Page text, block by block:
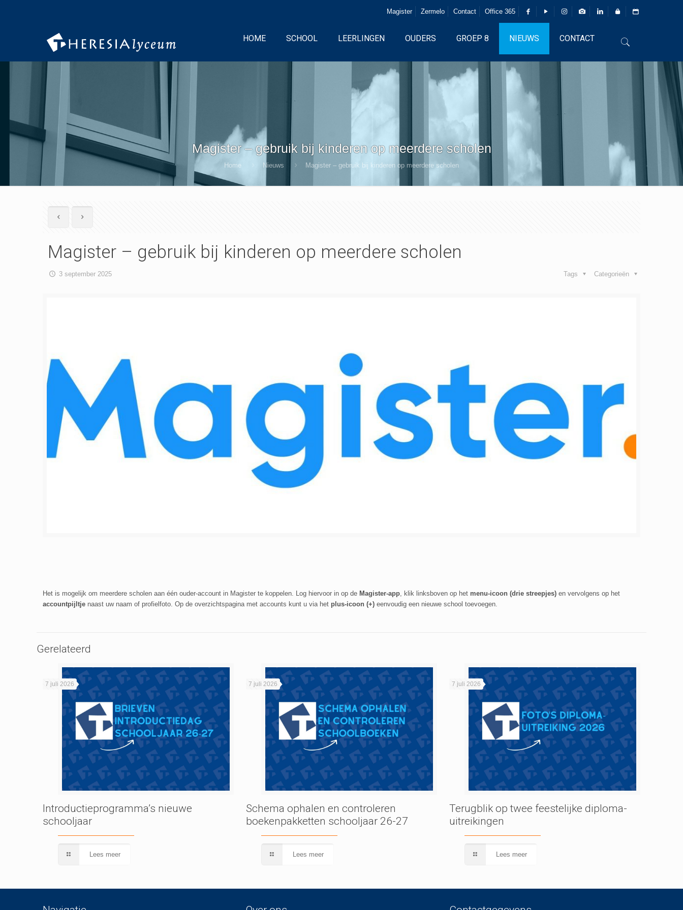
Magister Zermelo Contact Office 365
HOME SCHOOL LEERLINGEN OUDERS GROEP 8 NIEUWS CONTACT
Magister – gebruik bij kinderen op meerdere scholen
Home Nieuws Magister – gebruik bij kinderen op meerdere scholen
Magister – gebruik bij kinderen op meerdere scholen
3 september 2025 Categorieën
Tags
Het is mogelijk om meerdere scholen aan één ouder-account in Magister te koppelen. Log hiervoor in op de Magister-app, klik linksboven op het menu-icoon (drie streepjes) en vervolgens op het
accountpijltje naast uw naam of profielfoto. Op de overzichtspagina met accounts kunt u via het plus-icoon (+) eenvoudig een nieuwe school toevoegen.
Gerelateerd
7 juli 2026
Introductieprogramma’s nieuwe
schooljaar
Lees meer
7 juli 2026
Schema ophalen en controleren
boekenpakketten schooljaar 26-27
Lees meer
7 juli 2026
Terugblik op twee feestelijke diploma-
uitreikingen
Lees meer